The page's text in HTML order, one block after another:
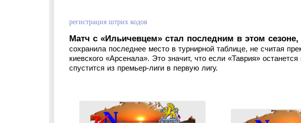
регистрация штрих кодов
Матч с «Ильичевцем» стал последним в этом сезоне,
сохранила последнее место в турнирной таблице, не считая
киевского «Арсенала». Это значит, что если «Таврия»
спустится из премьер-лиги в первую лигу.